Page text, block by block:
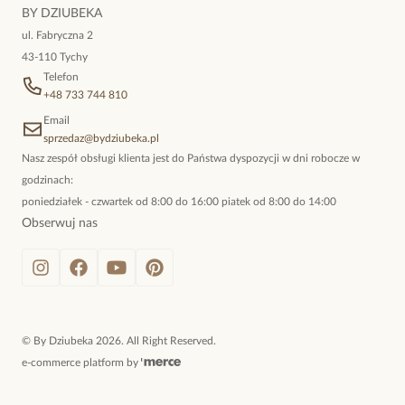
BY DZIUBEKA
ul. Fabryczna 2
43-110 Tychy
Telefon
+48 733 744 810
Email
sprzedaz@bydziubeka.pl
Nasz zespół obsługi klienta jest do Państwa dyspozycji w dni robocze w
godzinach:
poniedziałek - czwartek od 8:00 do 16:00 piatek od 8:00 do 14:00
Obserwuj nas
© By Dziubeka 2026. All Right Reserved.
e-commerce platform by